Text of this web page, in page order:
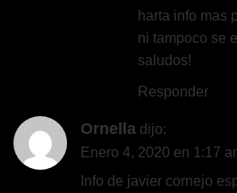
harta info mas
ni tampoco se
saludos!
Responder
Ornella dijo:
Enero 4, 2020 en 1:17
Info de javier cornejo